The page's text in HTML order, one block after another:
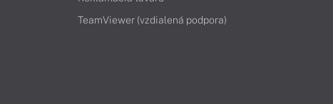
TeamViewer (vzdialená podpora)